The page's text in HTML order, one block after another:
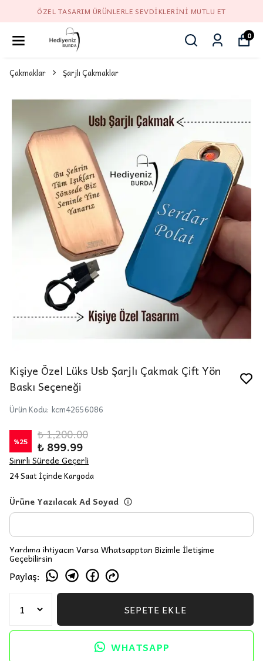
ÖZEL TASARIM ÜRÜNLERLE SEVDIKLERINI MUTLU ET
0
Çakmaklar Şarjlı Çakmaklar
Kişiye Özel Lüks Usb Şarjlı Çakmak Çift Yön
Baskı Seçeneği
Ürün Kodu: kcm42656086
%25 ₺ 1,200.00
₺ 899.99
Sınırlı Sürede Geçerli
24 Saat İçinde Kargoda
Ürüne Yazılacak Ad Soyad
Yardıma ihtiyacın Varsa Whatsapptan Bizimle İletişime
Geçebilirsin
Paylaş:
SEPETE EKLE
WHATSAPP